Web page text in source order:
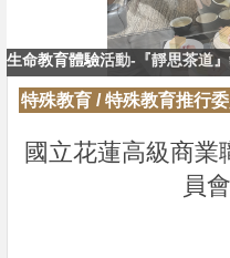
生命教育體驗活動-『靜思茶道
生命教育體驗活動-『靜思茶道
特殊教育 /特殊教育推行
國立花蓮高級商業
員